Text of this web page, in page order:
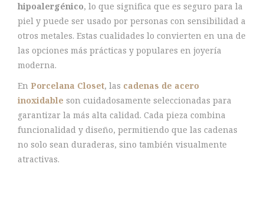
hipoalergénico, lo que significa que es seguro para la
piel y puede ser usado por personas con sensibilidad a
otros metales. Estas cualidades lo convierten en una de
las opciones más prácticas y populares en joyería
moderna.
En Porcelana Closet, las cadenas de acero
inoxidable son cuidadosamente seleccionadas para
garantizar la más alta calidad. Cada pieza combina
funcionalidad y diseño, permitiendo que las cadenas
no solo sean duraderas, sino también visualmente
atractivas.